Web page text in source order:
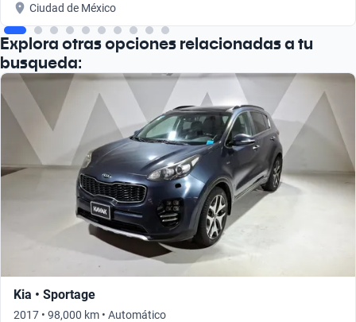
Ciudad de México
Explora otras opciones relacionadas a tu
busqueda:
Kia • Sportage
2017 • 98,000 km • Automático